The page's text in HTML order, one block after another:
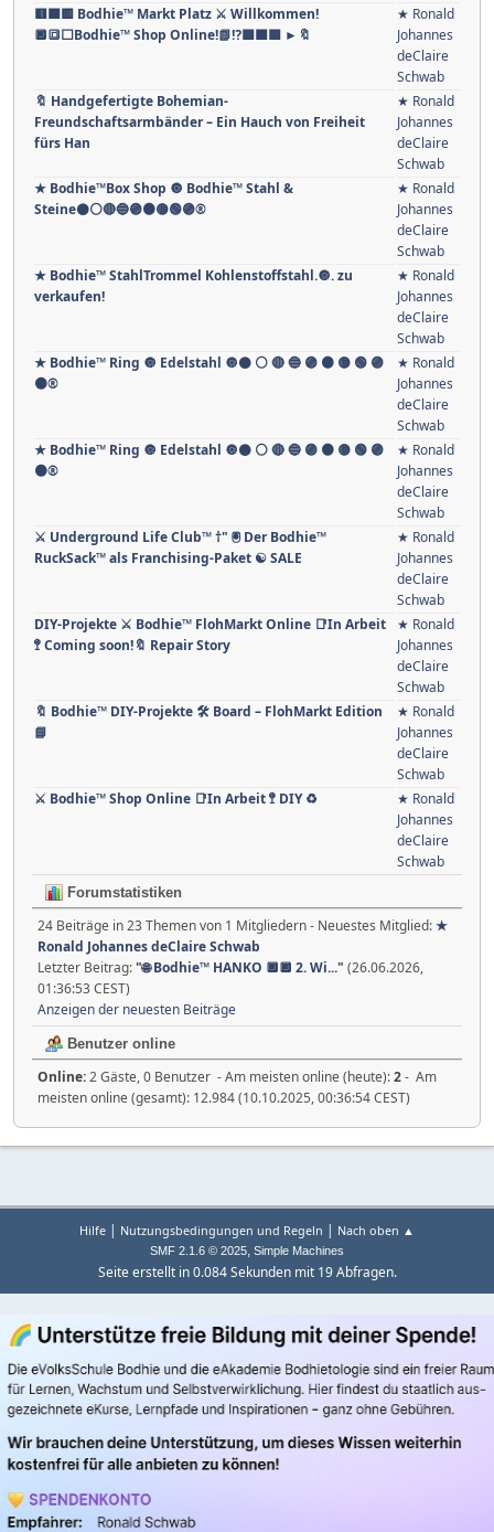
🟥🟧🟨 Bodhie™ Markt Platz ⚔ Willkommen!
🔲🔳⬜Bodhie™ Shop Online!📗⁉️🟩🟦🟪 ►🔖
★ Ronald
Johannes
deClaire
Schwab
🔖 Handgefertigte Bohemian-
Freundschaftsarmbänder – Ein Hauch von Freiheit
fürs Han
★ Ronald
Johannes
deClaire
Schwab
★ Bodhie™Box Shop 🔘 Bodhie™ Stahl &
Steine⚫️⚪️🔴🔵🟣🟠​🟡​🟢​🟣​®️
★ Ronald
Johannes
deClaire
Schwab
★ Bodhie™ StahlTrommel Kohlenstoffstahl.🔘. zu
verkaufen!
★ Ronald
Johannes
deClaire
Schwab
★ Bodhie™ Ring 🔘 Edelstahl 🔘⚫️ ⚪️ 🔴 🔵 🟣 ​​🟠​ 🟡​ 🟢​ ​🟣 ​
🟤®️
★ Ronald
Johannes
deClaire
Schwab
★ Bodhie™ Ring 🔘 Edelstahl 🔘⚫️ ⚪️ 🔴 🔵 🟣 ​​🟠​ 🟡​ 🟢​ ​🟣 ​
🟤®️
★ Ronald
Johannes
deClaire
Schwab
⚔ Underground Life Club™ †" 🖲 Der Bodhie™
RuckSack™ als Franchising-Paket ☯ SALE
★ Ronald
Johannes
deClaire
Schwab
DIY-Projekte ⚔ Bodhie™ FlohMarkt Online 📑In Arbeit
🚏 Coming soon!🔖 Repair Story
★ Ronald
Johannes
deClaire
Schwab
🔖 Bodhie™ DIY-Projekte 🛠️ Board – FlohMarkt Edition
📘
★ Ronald
Johannes
deClaire
Schwab
⚔ Bodhie™ Shop Online 📑In Arbeit 🚏 DIY ♻
★ Ronald
Johannes
deClaire
Schwab
Forumstatistiken
24 Beiträge in 23 Themen von 1 Mitgliedern - Neuestes Mitglied:★
Ronald Johannes deClaire Schwab
Letzter Beitrag:"🌐 Bodhie™ HANKO 🔲🔲 2. Wi..." (26.06.2026,
01:36:53 CEST)
Anzeigen der neuesten Beiträge
Benutzer online
Online:2 Gäste, 0 Benutzer - Am meisten online (heute):2- Am
meisten online (gesamt): 12.984 (10.10.2025, 00:36:54 CEST)
Hilfe | Nutzungsbedingungen und Regeln | Nach oben ▲
SMF 2.1.6 © 2025, Simple Machines
Seite erstellt in 0.084 Sekunden mit 19 Abfragen.